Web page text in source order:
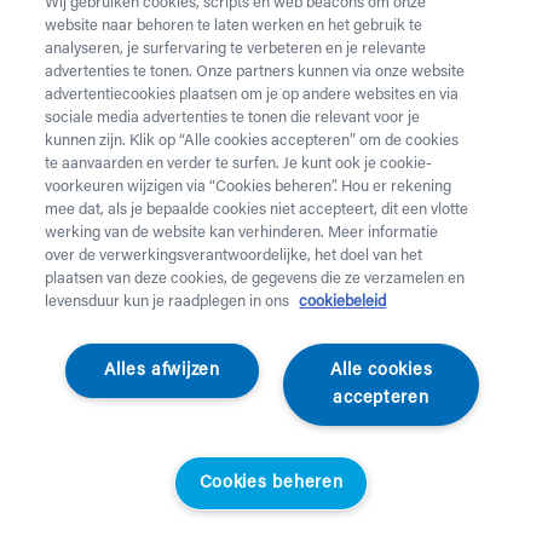
Vul onderstaand formulier in voor de huur van
zorgmateriaal.Dringende levering of levering in het
weekendnodig? Neem telefonisch contact op via 02 218
22 22.
Heb jekrukken nodig? Die kan je enkel aankopen. Wil je
huurmateriaal laten ophalen? Dat kan hier.
Opgelet!Je huurt voor minstens 1 maand en betaalt een
servicekost. Check de prijzenhier. Een gewone levering
duurt 2 werkdagen, een dringende levering krijg je de
feestdagen.
website naar behoren te laten werken en het gebruik te
analyseren, je surfervaring te verbeteren en je relevante
advertenties te tonen. Onze partners kunnen via onze website
advertentiecookies plaatsen om je op andere websites en via
sociale media advertenties te tonen die relevant voor je
kunnen zijn. Klik op “Alle cookies accepteren” om de cookies
te aanvaarden en verder te surfen. Je kunt ook je cookie-
voorkeuren wijzigen via “Cookies beheren”. Hou er rekening
mee dat, als je bepaalde cookies niet accepteert, dit een vlotte
werking van de website kan verhinderen. Meer informatie
over de verwerkingsverantwoordelijke, het doel van het
plaatsen van deze cookies, de gegevens die ze verzamelen en
levensduur kun je raadplegen in ons
cookiebeleid
Alle cookies
accepteren
Alles afwijzen
Cookies beheren